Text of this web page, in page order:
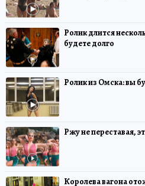
Ролик длится
будете долго
Ролик из Омска: вы
Ржу не переставая,
Королева вагона